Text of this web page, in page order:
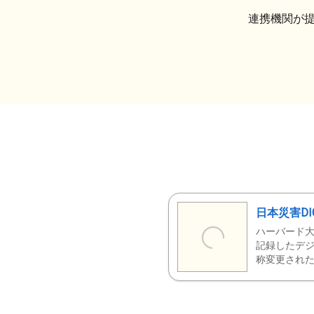
連携機関が
日本災害
ハーバード
記録したデ
称変更された